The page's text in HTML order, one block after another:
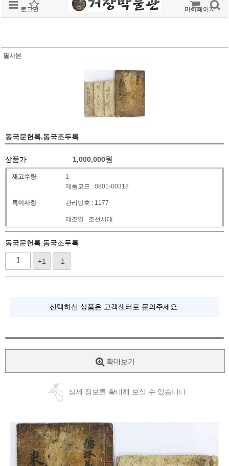
로그인 회원가입 주문조회 마이페이지
필사본
동국문헌록,동국조두록
상품가 1,000,000원
재고수량 1
특이사항
제품코드 : 0801-00318
관리번호 : 1177
제조일 : 조선시대
동국문헌록,동국조두록
+1 -1
선택하신 상품은 고객센터로 문의주세요.
확대보기
상세 정보를 확대해 보실 수 있습니다